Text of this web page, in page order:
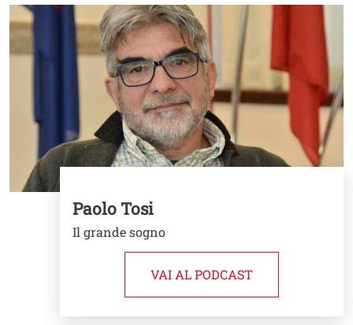
Image
Paolo Tosi
Il grande sogno
VAI AL PODCAST